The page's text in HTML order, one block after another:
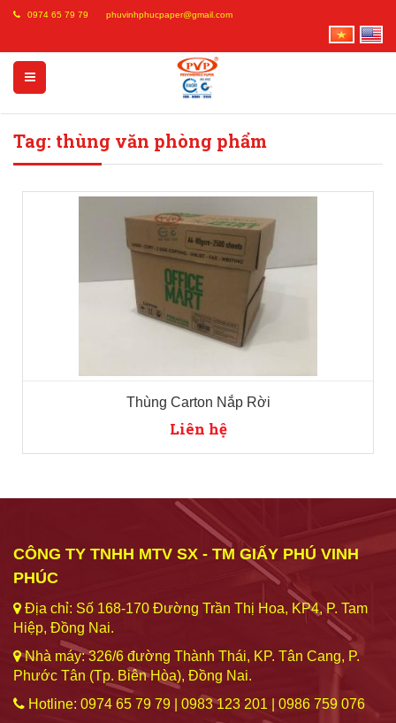
0974 65 79 79 phuvinhphucpaper@gmail.com
Tag: thùng văn phòng phẩm
Thùng Carton Nắp Rời
Liên hệ
CÔNG TY TNHH MTV SX - TM GIẤY PHÚ VINH
PHÚC
Địa chỉ: Số 168-170 Đường Trần Thị Hoa, KP4, P. Tam
Hiệp, Đồng Nai.
Nhà máy: 326/6 đường Thành Thái, KP. Tân Cang, P.
Phước Tân (Tp. Biên Hòa), Đồng Nai.
Hotline: 0974 65 79 79 | 0983 123 201 | 0986 759 076